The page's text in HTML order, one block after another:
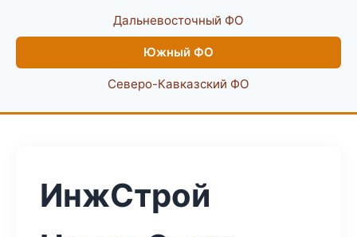
Дальневосточный ФО
Южный ФО
Северо-Кавказский ФО
ИнжСтрой